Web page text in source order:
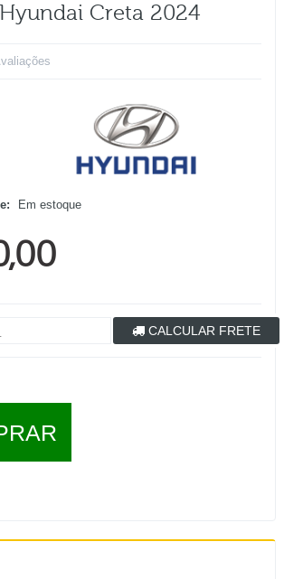
Creta 2024
Em estoque
CALCULAR FRETE